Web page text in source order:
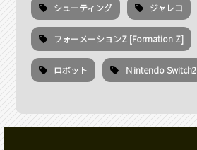
シューティング ジャレコ
フォーメーションZ [Formation Z]
ロボット Ｎintendo Switch2